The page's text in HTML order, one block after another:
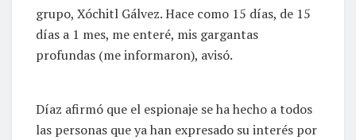
grupo, Xóchitl Gálvez. Hace como 15 días, de 15
días a 1 mes, me enteré, mis gargantas
profundas (me informaron), avisó.
Díaz afirmó que el espionaje se ha hecho a todos
las personas que ya han expresado su interés por